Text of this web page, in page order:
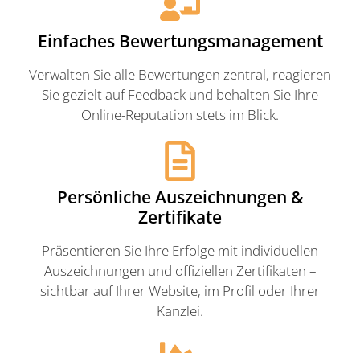
Einfaches Bewertungsmanagement
Verwalten Sie alle Bewertungen zentral, reagieren
Sie gezielt auf Feedback und behalten Sie Ihre
Online-Reputation stets im Blick.
Persönliche Auszeichnungen &
Zertifikate
Präsentieren Sie Ihre Erfolge mit individuellen
Auszeichnungen und offiziellen Zertifikaten –
sichtbar auf Ihrer Website, im Profil oder Ihrer
Kanzlei.